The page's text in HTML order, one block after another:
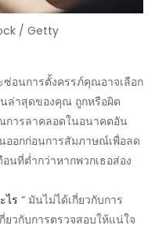
/ Getty
ซ่อนการตั้งครรภ์คุณอาจเลือก
ล่าสุดของคุณ ถูกหรือผิด
ารลาคลอดในอนาคตอัน
ออกก่อนการสัมภาษณ์เพื่อลด
นที่ต่ำกว่าหากพวกเธอส่อง
ไร “ มันไม่ได้เกี่ยวกับการ
วกับการตรวจสอบให้แน่ใจ